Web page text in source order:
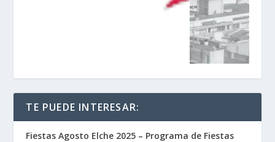
TE PUEDE INTERESAR:
Fiestas Agosto Elche 2025 – Programa de Fiestas